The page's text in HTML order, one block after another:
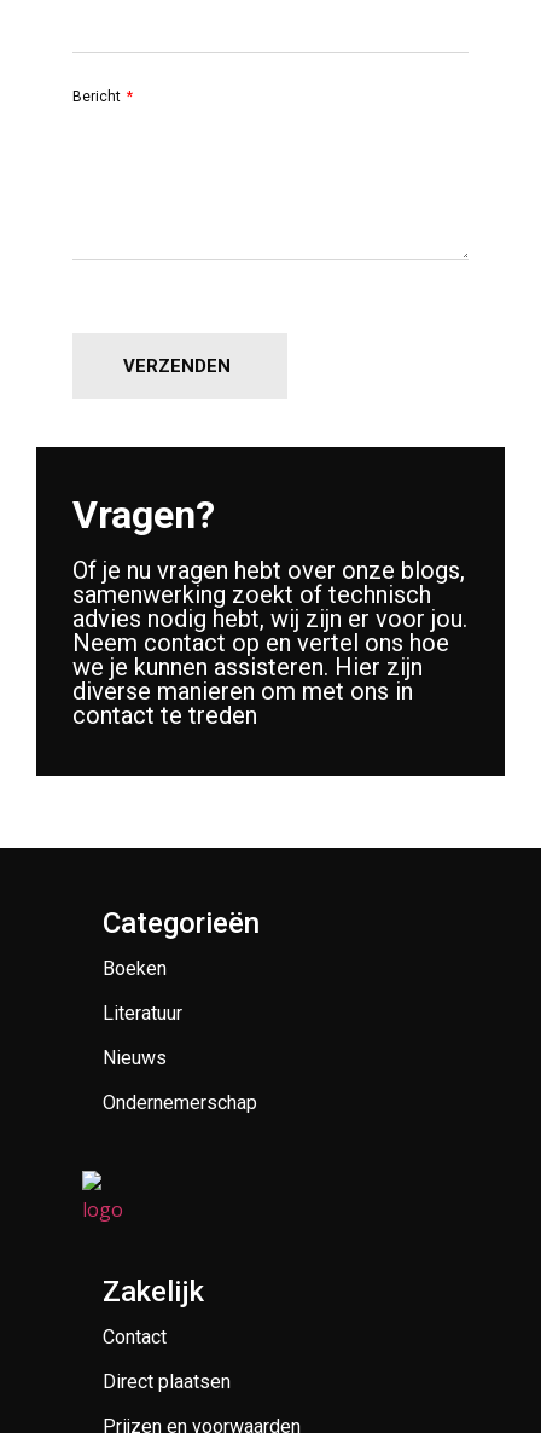
Bericht
VERZENDEN
Vragen?
Of je nu vragen hebt over onze blogs,
samenwerking zoekt of technisch
advies nodig hebt, wij zijn er voor jou.
Neem contact op en vertel ons hoe
we je kunnen assisteren. Hier zijn
diverse manieren om met ons in
contact te treden
Categorieën
Boeken
Literatuur
Nieuws
Ondernemerschap
Zakelijk
Contact
Direct plaatsen
Prijzen en voorwaarden